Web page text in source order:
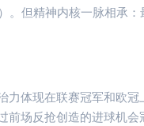
。但精神内核一脉相承
力体现在联赛冠军和欧
前场反抢创造的进球机